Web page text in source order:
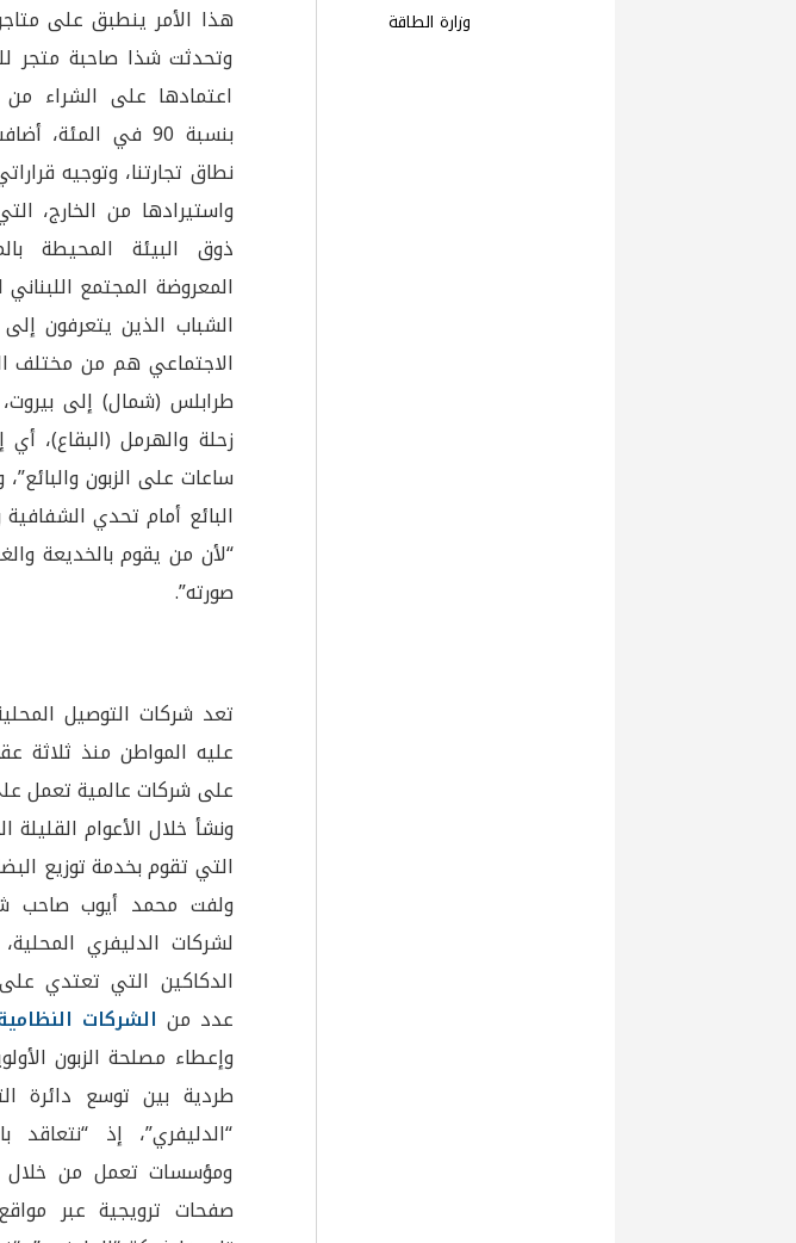
هذا الأمر ينطبق على
وتحدثت شذا صاحبة متجر
اعتمادها على الشراء من
بنسبة 90 في
نطاق تجارتنا، وتوجيه
واستيرادها من الخارج،
ذوق البيئة المحيطة
المعروضة المجتمع
الشباب الذين يتعرفون
الاجتماعي هم من مختلف
طرابلس (شمال) إلى
زحلة والهرمل (البقاع)،
ساعات على الزبون
البائع أمام تحدي
“لأن من يقوم بالخديعة
صورته”.
تعد شركات التوصيل
عليه المواطن منذ ثلاثة
على شركات عالمية تعمل
ونشأ خلال الأعوام
التي تقوم بخدمة توزيع
ولفت محمد أيوب صاحب
لشركات الدليفري
الدكاكين التي تعتدي
عدد من الشركات
وإعطاء مصلحة الزبون
طردية بين توسع دائرة
“الدليفري”، إذ
ومؤسسات تعمل من خلال
صفحات ترويجية عبر
وزارة الطاقة